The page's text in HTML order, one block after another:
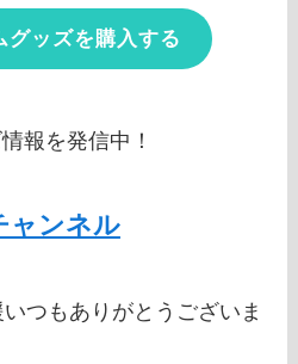
グッズを購入する
報を発信中！
ャンネル
つもありがとうございま